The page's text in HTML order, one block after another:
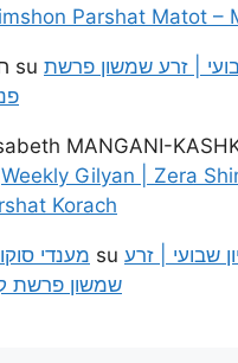
Parshat Matot –
su | זרע שמשון פרשת
MANGANI-
Weekly Gilyan | Zera
Korach
מענדי su שבועי | זרע
שמשון פרשת